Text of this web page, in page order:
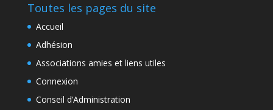
Toutes les pages du site
Accueil
Adhésion
Associations amies et liens utiles
Connexion
Conseil d’Administration